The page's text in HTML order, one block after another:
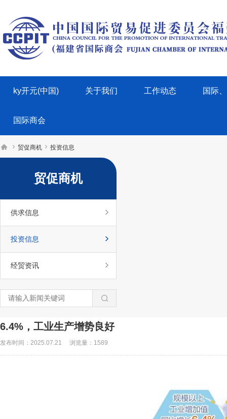
ky开元(中国) 关于我们 工作动态 国际
国际商会
  贸促商机  投资信息
贸促商机
供求信息
投资信息
经贸资讯
6.4%，工业生产增势良好
发布时间：2025.07.21 浏览量：1589